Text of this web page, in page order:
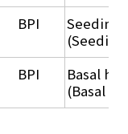
BPI
Seeding
BPI
Basal
(Basal